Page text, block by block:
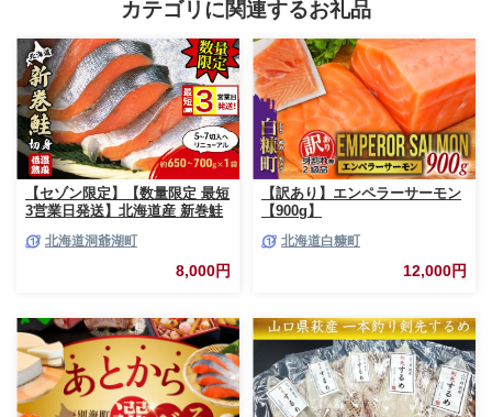
カテゴリに関連するお礼品
【セゾン限定】【数量限定 最短
3営業日発送】北海道産 新巻鮭
700g/5～7切入) 最短配送 北海
道 秋鮭 小分け 鮭 さけ しゃけ
シャケ 中塩 海鮮 冷凍 お弁当
モン サケ
北海道洞爺湖町
8,000円
【訳あり】エンペラーサーモン
【900g】
北海道白糠町
12,000円